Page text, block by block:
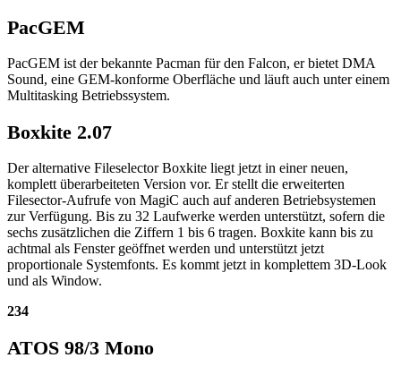
PacGEM
PacGEM ist der bekannte Pacman für den Falcon, er bietet DMA
Sound, eine GEM-konforme Oberfläche und läuft auch unter einem
Multitasking Betriebssystem.
Boxkite 2.07
Der alternative Fileselector Boxkite liegt jetzt in einer neuen,
komplett überarbeiteten Version vor. Er stellt die erweiterten
Filesector-Aufrufe von MagiC auch auf anderen Betriebsystemen
zur Verfügung. Bis zu 32 Laufwerke werden unterstützt, sofern die
sechs zusätzlichen die Ziffern 1 bis 6 tragen. Boxkite kann bis zu
achtmal als Fenster geöffnet werden und unterstützt jetzt
proportionale Systemfonts. Es kommt jetzt in komplettem 3D-Look
und als Window.
234
ATOS 98/3 Mono